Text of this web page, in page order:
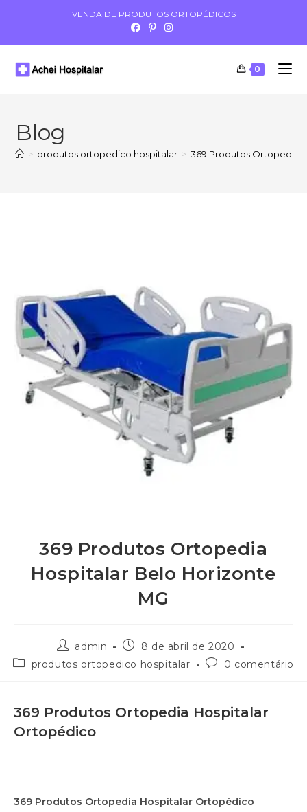
VENDA DE PRODUTOS ORTOPÉDICOS
0
Blog
> produtos ortopedico hospitalar > 369 Produtos Ortopedia
369 Produtos Ortopedia
Hospitalar Belo Horizonte
MG
admin
8 de abril de 2020
produtos ortopedico hospitalar
0 comentário
369 Produtos Ortopedia Hospitalar
Ortopédico
369 Produtos Ortopedia Hospitalar Ortopédico